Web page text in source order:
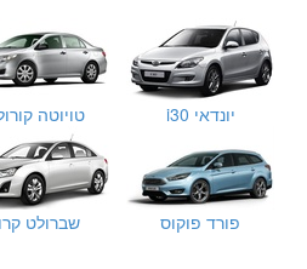
יונדאי i30 טויוטה
פורד פוקוס שברולט